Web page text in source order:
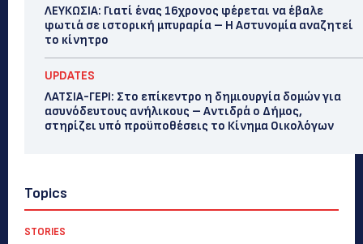
ΛΕΥΚΩΣΙΑ: Γιατί ένας 16χρονος φέρεται να έβαλε
φωτιά σε ιστορική μπυραρία – Η Αστυνομία αναζητεί
το κίνητρο
UPDATES
ΛΑΤΣΙΑ-ΓΕΡΙ: Στο επίκεντρο η δημιουργία δομών για
ασυνόδευτους ανήλικους – Αντιδρά ο Δήμος,
στηρίζει υπό προϋποθέσεις το Κίνημα Οικολόγων
Topics
STORIES